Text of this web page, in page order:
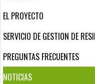
EL PROYECTO
SERVICIO DE GESTION DE
PREGUNTAS FRECUENTES
NOTICIAS